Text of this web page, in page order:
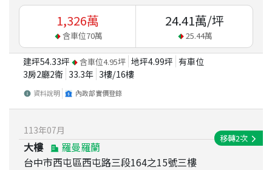
1,326萬
含車位70萬
24.41萬/坪
25.44萬
建坪54.33坪 含車位4.95坪 地坪4.99坪 有車位
3房2廳2衛 33.3年 3樓/16樓
資料說明 內政部實價登錄
113年07月
大樓
羅曼羅蘭
台中市西屯區西屯路三段164之15號三樓
移轉2次